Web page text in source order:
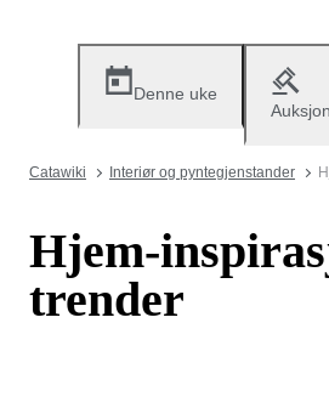
Denne uke
Catawiki Interiør og pyntegjenstander
Hjem-
trender